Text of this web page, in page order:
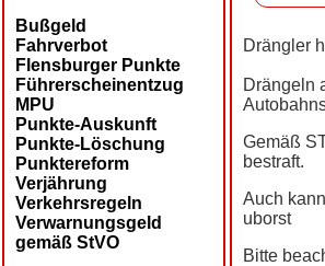
Bußgeld
Fahrverbot
Flensburger Punkte
Führerscheinentzug
MPU
Punkte-Auskunft
Punkte-Löschung
Punktereform
Verjährung
Verkehrsregeln
Verwarnungsgeld
gemäß StVO
Drängler
Drängeln
Gemäß
bestraft.
Auch
uborst
Bitte